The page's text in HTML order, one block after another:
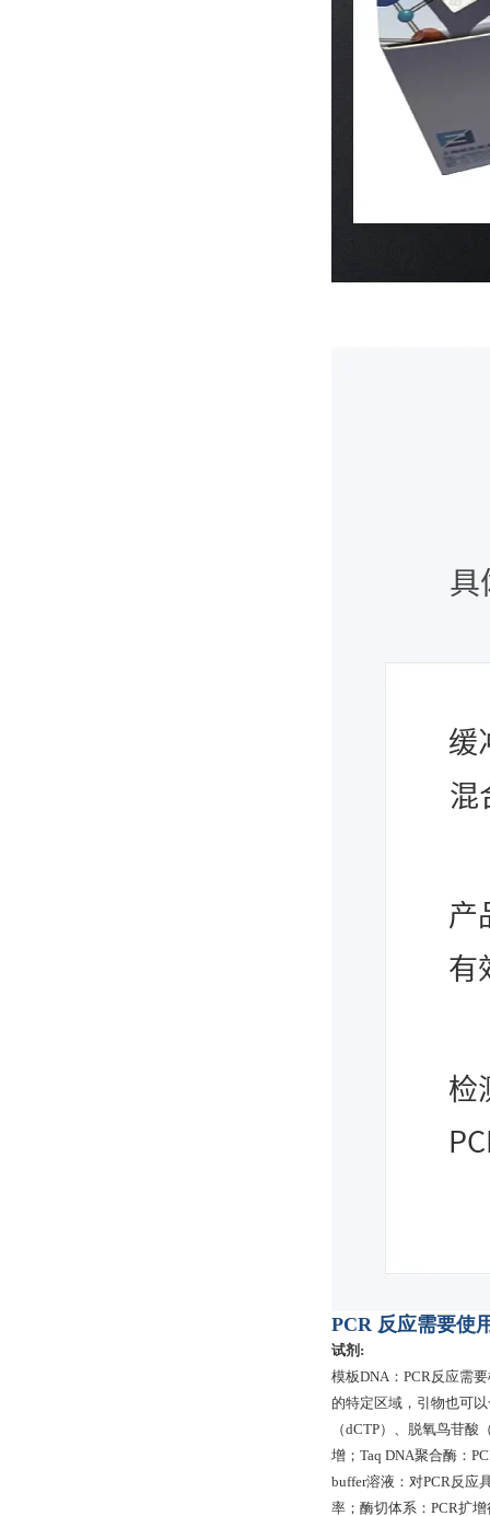
PCR 反应需要使
试剂:
模板DNA：PCR反应需
的特定区域，引物也可
（dCTP）、脱氧鸟苷
增；Taq DNA聚合酶：
buffer溶液：对PCR反应
率；酶切体系：PCR扩